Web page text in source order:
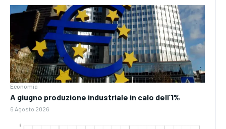
Economia
A giugno produzione industriale in calo dell’1%
6 Agosto 2026